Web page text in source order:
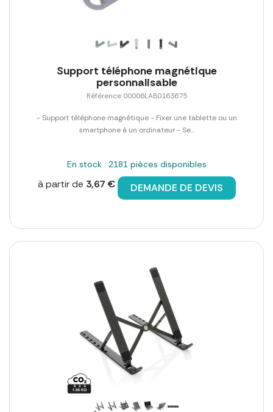
Support téléphone magnétique
personnalisable
Référence 00006LAB0163675
- Support téléphone magnétique - Fixer une tablette ou un
smartphone à un ordinateur - Se...
En stock : 2181 pièces disponibles
à partir de 3,67 € DEMANDE DE DEVIS